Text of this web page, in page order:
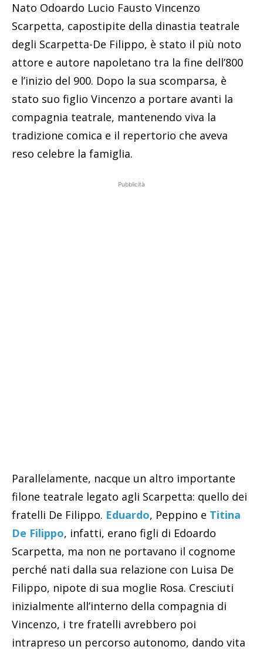
Nato Odoardo Lucio Fausto Vincenzo
Scarpetta, capostipite della dinastia teatrale
degli Scarpetta-De Filippo, è stato il più noto
attore e autore napoletano tra la fine dell’800
e l’inizio del 900. Dopo la sua scomparsa, è
stato suo figlio Vincenzo a portare avanti la
compagnia teatrale, mantenendo viva la
tradizione comica e il repertorio che aveva
reso celebre la famiglia.
Pubblicità
Parallelamente, nacque un altro importante
filone teatrale legato agli Scarpetta: quello dei
fratelli De Filippo. Eduardo, Peppino e Titina
De Filippo, infatti, erano figli di Edoardo
Scarpetta, ma non ne portavano il cognome
perché nati dalla sua relazione con Luisa De
Filippo, nipote di sua moglie Rosa. Cresciuti
inizialmente all’interno della compagnia di
Vincenzo, i tre fratelli avrebbero poi
intrapreso un percorso autonomo, dando vita